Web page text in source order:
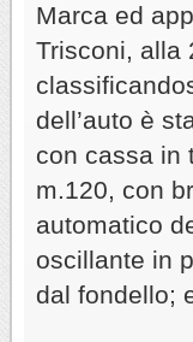
Marca ed
Trisconi, alla
dell’auto è
con cassa in
m.120, con
automatico
oscillante in
dal fondello;